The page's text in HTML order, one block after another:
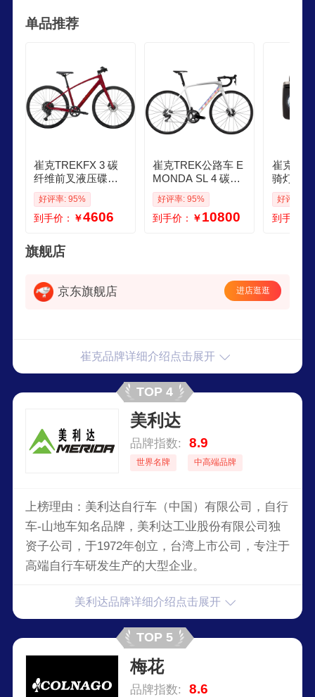
涵盖山地车、公路车、城市车等多种类型，满足不
单品推荐
崔克TREKFX 3 碳
纤维前叉液压碟刹
休闲通勤健身多功
能自行车平把公路
车 胭红色 门店提取
M 10速
好评率: 95%
到手价： ￥4606
崔克TREK公路车 E
MONDA SL 4 碳纤
维油压碟刹轻量爬
坡竞赛级公路自行
车 白色银色 直邮到
好评率: 95%
到手价： ￥10800
崔克
骑灯高
能蓝牙
车灯 后
好评率:
到手价：
旗舰店
京东旗舰店 进店逛逛
崔克品牌详细介绍点击展开
TOP 4
美利达
品牌指数: 8.9
世界名牌 中高端品牌
上榜理由：美利达自行车（中国）有限公司，自行
车-山地车知名品牌，美利达工业股份有限公司独
资子公司，于1972年创立，台湾上市公司，专注于
高端自行车研发生产的大型企业。
美利达品牌详细介绍点击展开
TOP 5
梅花
品牌指数: 8.6